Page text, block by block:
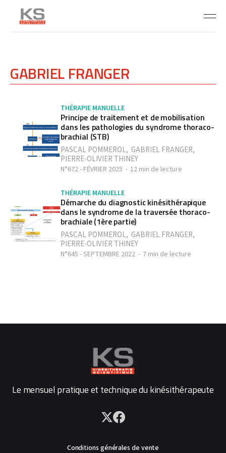
GABRIEL FRANGER
THÉRAPIE MANUELLE
Principe de traitement et de mobilisation
dans les pathologies du syndrome thoraco-
brachial (STB)
PASCAL POMMEROL, GABRIEL FRANGER,
PIERRE-OLIVIER THINEY
N°672 - FÉVRIER 2025 12 min de lecture
THÉRAPIE MANUELLE
Démarche du diagnostic kinésithérapique
dans le syndrome de la traversée thoraco-
brachiale (1ère partie)
PASCAL POMMEROL, GABRIEL FRANGER,
PIERRE-OLIVIER THINEY
N°645 - SEPTEMBRE 2022 7 min de lecture
Le mensuel pratique et technique du kinésithérapeute
Conditions générales de vente